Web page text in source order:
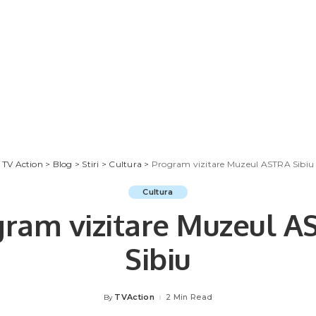
TV Action > Blog > Stiri > Cultura > Program vizitare Muzeul ASTRA Sibiu
Cultura
vizitare Muzeul
Sibiu
Posted
By TVAction 2 Min Read